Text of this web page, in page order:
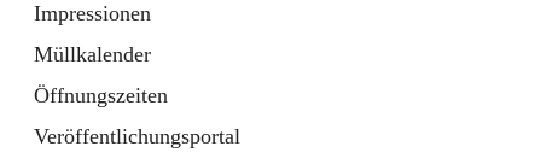
Impressionen
Müllkalender
Öffnungszeiten
Veröffentlichungsportal
Bürgerservice
10 Schnellzugriffe